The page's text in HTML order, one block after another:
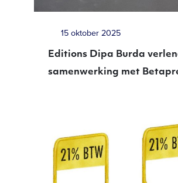
15 oktober 2025
Editions Dipa Burda
samenwerking met